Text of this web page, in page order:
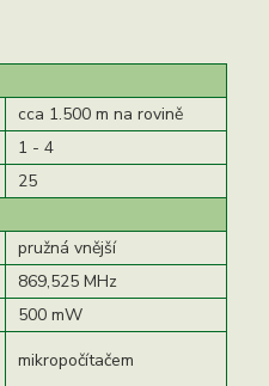
cca 1.500 m na rovině
1 - 4
25
pružná vnější
869,525 MHz
500 mW
mikropočítačem